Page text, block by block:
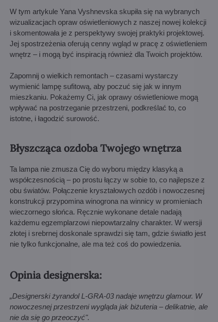
W tym artykule Yana Vyshnevska skupiła się na wybranych
wizualizacjach opraw oświetleniowych z naszej nowej kolekcji
i skomentowała je z perspektywy swojej praktyki projektowej.
Jej spostrzeżenia oferują cenny wgląd w pracę z oświetleniem
wnętrz – i mogą być inspiracją również dla Twoich projektów.
Zapomnij o wielkich remontach – czasami wystarczy
wymienić lampę sufitową, aby poczuć się jak w innym
mieszkaniu. Pokażemy Ci, jak oprawy oświetleniowe mogą
wpływać na postrzeganie przestrzeni, podkreślać to, co
istotne, i łagodzić surowość.
Błyszcząca ozdoba Twojego wnętrza
Ta lampa nie zmusza Cię do wyboru między klasyką a
współczesnością – po prostu łączy w sobie to, co najlepsze z
obu światów. Połączenie kryształowych ozdób i nowoczesnej
konstrukcji przypomina winogrona na winnicy w promieniach
wieczornego słońca. Ręcznie wykonane detale nadają
każdemu egzemplarzowi niepowtarzalny charakter. W wersji
złotej i srebrnej doskonale sprawdzi się tam, gdzie światło jest
nie tylko funkcjonalne, ale ma też coś do powiedzenia.
Opinia designerska:
„Designerski żyrandol L-GRA-03 nadaje wnętrzu glamour. W
nowoczesnej przestrzeni wygląda jak biżuteria – delikatnie, ale
nie da się go przeoczyć".